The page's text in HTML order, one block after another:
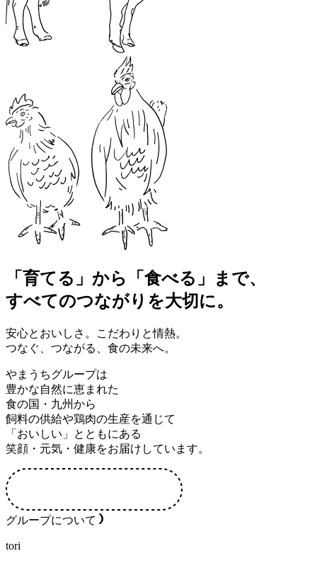
「育てる」 から 「食べる」
まで、
すべてのつながりを大切に。
安心とおいしさ。こだわりと情熱。
つなぐ、つながる、食の未来へ。
やまうちグループは
豊かな自然に恵まれた
食の国・九州から
飼料の供給や鶏肉の生産を通じて
「おいしい」とともにある
笑顔・元気・健康をお届けしています。
グループについて
tori